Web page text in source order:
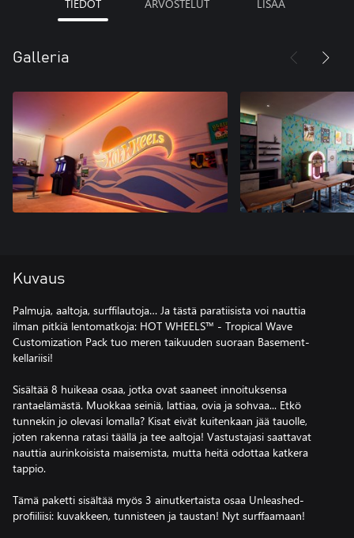
TIEDOT ARVOSTELUT LISÄÄ
Galleria
Kuvaus
Palmuja, aaltoja, surffilautoja… Ja tästä paratiisista voi nauttia
ilman pitkiä lentomatkoja: HOT WHEELS™ - Tropical Wave
Customization Pack tuo meren taikuuden suoraan Basement-
kellariisi!
Sisältää 8 huikeaa osaa, jotka ovat saaneet innoituksensa
rantaelämästä. Muokkaa seiniä, lattiaa, ovia ja sohvaa... Etkö
tunnekin jo olevasi lomalla? Kisat eivät kuitenkaan jää tauolle,
joten rakenna ratasi täällä ja tee aaltoja! Vastustajasi saattavat
nauttia aurinkoisista maisemista, mutta heitä odottaa katkera
tappio.
Tämä paketti sisältää myös 3 ainutkertaista osaa Unleashed-
profiiliisi: kuvakkeen, tunnisteen ja taustan! Nyt surffaamaan!